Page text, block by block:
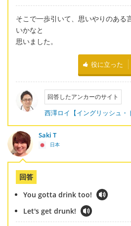
そこで一歩引いて、思いやりのある
いかなと
思いました。
役に立った
回答したアンカーのサイト
西澤ロイ【イングリッシュ・
Saki T
日本
回答
You gotta drink too!
Let's get drunk!